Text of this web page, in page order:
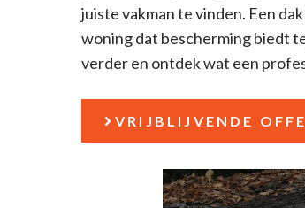
juiste vakman te vinden. Een
woning dat bescherming biedt
verder en ontdek wat een
VRIJBLIJVENDE